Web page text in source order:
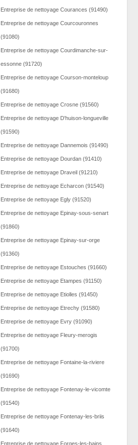
Entreprise de nettoyage Courances (91490)
Entreprise de nettoyage Courcouronnes
(91080)
Entreprise de nettoyage Courdimanche-sur-
essonne (91720)
Entreprise de nettoyage Courson-monteloup
(91680)
Entreprise de nettoyage Crosne (91560)
Entreprise de nettoyage D'huison-longueville
(91590)
Entreprise de nettoyage Dannemois (91490)
Entreprise de nettoyage Dourdan (91410)
Entreprise de nettoyage Draveil (91210)
Entreprise de nettoyage Echarcon (91540)
Entreprise de nettoyage Egly (91520)
Entreprise de nettoyage Epinay-sous-senart
(91860)
Entreprise de nettoyage Epinay-sur-orge
(91360)
Entreprise de nettoyage Estouches (91660)
Entreprise de nettoyage Etampes (91150)
Entreprise de nettoyage Etiolles (91450)
Entreprise de nettoyage Etrechy (91580)
Entreprise de nettoyage Evry (91090)
Entreprise de nettoyage Fleury-merogis
(91700)
Entreprise de nettoyage Fontaine-la-riviere
(91690)
Entreprise de nettoyage Fontenay-le-vicomte
(91540)
Entreprise de nettoyage Fontenay-les-briis
(91640)
Entreprise de nettoyage Forges-les-bains